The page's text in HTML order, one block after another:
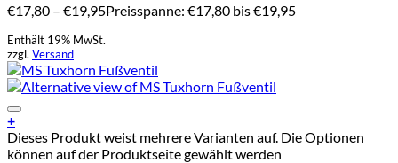
€17,80 – €19,95Preisspanne: €17,80 bis €19,95
Enthält 19% MwSt.
zzgl. Versand
+
Dieses Produkt weist mehrere Varianten auf. Die Optionen
können auf der Produktseite gewählt werden